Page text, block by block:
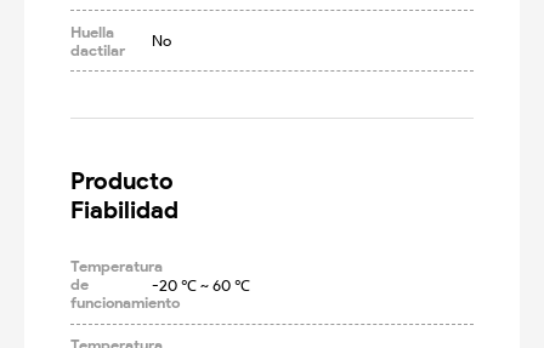
Huella
dactilar
No
Producto
Fiabilidad
Temperatura
de
funcionamiento
-20 ℃ ~ 60 ℃